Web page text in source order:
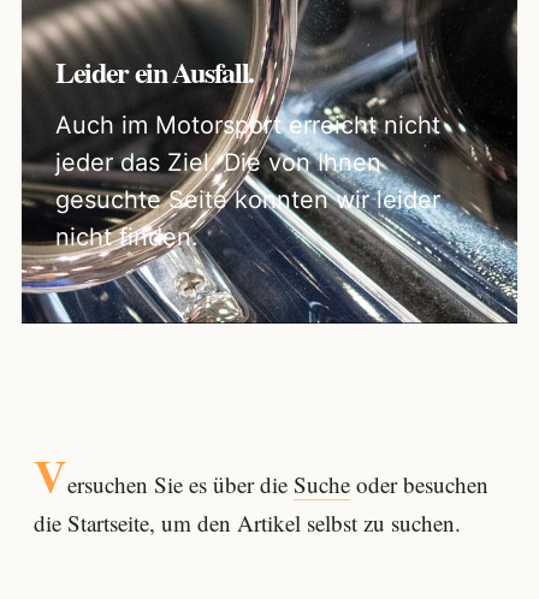
Leider ein Ausfall.
Auch im Motorsport erreicht nicht
jeder das Ziel. Die von Ihnen
gesuchte Seite konnten wir leider
nicht finden.
Versuchen Sie es über die Sucheoder besuchen
die Startseite, um den Artikel selbst zu suchen.